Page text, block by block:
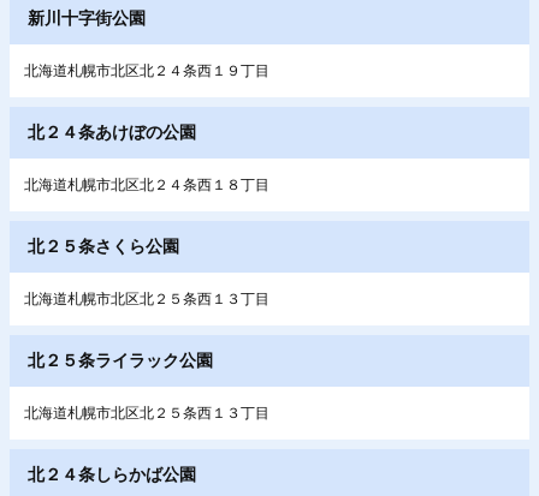
新川十字街公園
北海道札幌市北区北２４条西１９丁目
北２４条あけぼの公園
北海道札幌市北区北２４条西１８丁目
北２５条さくら公園
北海道札幌市北区北２５条西１３丁目
北２５条ライラック公園
北海道札幌市北区北２５条西１３丁目
北２４条しらかば公園